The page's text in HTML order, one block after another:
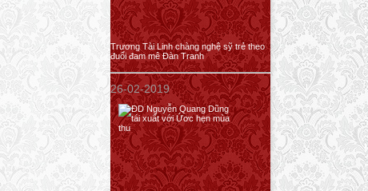
Trương Tài Linh chàng nghệ sỹ trẻ theo
đuổi đam mê Đàn Tranh
26-02-2019